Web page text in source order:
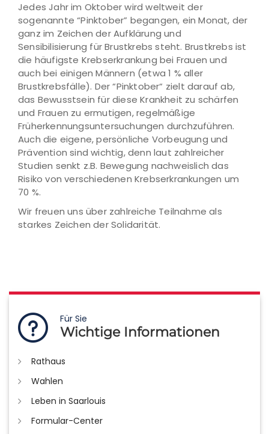
Jedes Jahr im Oktober wird weltweit der
sogenannte “Pinktober” begangen, ein Monat, der
ganz im Zeichen der Aufklärung und
Sensibilisierung für Brustkrebs steht. Brustkrebs ist
die häufigste Krebserkrankung bei Frauen und
auch bei einigen Männern (etwa 1 % aller
Brustkrebsfälle). Der “Pinktober“ zielt darauf ab,
das Bewusstsein für diese Krankheit zu schärfen
und Frauen zu ermutigen, regelmäßige
Früherkennungsuntersuchungen durchzuführen.
Auch die eigene, persönliche Vorbeugung und
Prävention sind wichtig, denn laut zahlreicher
Studien senkt z.B. Bewegung nachweislich das
Risiko von verschiedenen Krebserkrankungen um
70 %.
Wir freuen uns über zahlreiche Teilnahme als
starkes Zeichen der Solidarität.
Für Sie
Wichtige Informationen
Rathaus
Wahlen
Leben in Saarlouis
Formular-Center